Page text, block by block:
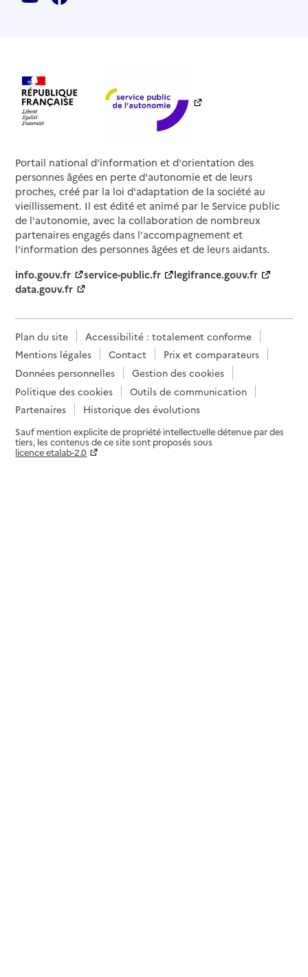
Portail national d'information et d'orientation des
personnes âgées en perte d'autonomie et de leurs
proches, créé par la loi d'adaptation de la société au
vieillissement. Il est édité et animé par le Service public
de l'autonomie, avec la collaboration de nombreux
partenaires engagés dans l'accompagnement et
l'information des personnes âgées et de leurs aidants.
info.gouv.fr
service-public.fr
legifrance.gouv.fr
data.gouv.fr
Plan du site
Accessibilité : totalement conforme
Mentions légales
Contact
Prix et comparateurs
Données personnelles
Gestion des cookies
Politique des cookies
Outils de communication
Partenaires
Historique des évolutions
Sauf mention explicite de propriété intellectuelle détenue par des
tiers, les contenus de ce site sont proposés sous
licence etalab-2.0